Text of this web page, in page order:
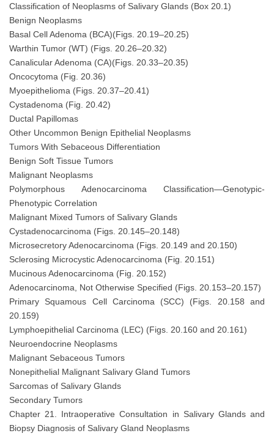
Classification of Neoplasms of Salivary Glands (Box 20.1)
Benign Neoplasms
Basal Cell Adenoma (BCA)(Figs. 20.19–20.25)
Warthin Tumor (WT) (Figs. 20.26–20.32)
Canalicular Adenoma (CA)(Figs. 20.33–20.35)
Oncocytoma (Fig. 20.36)
Myoepithelioma (Figs. 20.37–20.41)
Cystadenoma (Fig. 20.42)
Ductal Papillomas
Other Uncommon Benign Epithelial Neoplasms
Tumors With Sebaceous Differentiation
Benign Soft Tissue Tumors
Malignant Neoplasms
Polymorphous Adenocarcinoma Classification—Genotypic-
Phenotypic Correlation
Malignant Mixed Tumors of Salivary Glands
Cystadenocarcinoma (Figs. 20.145–20.148)
Microsecretory Adenocarcinoma (Figs. 20.149 and 20.150)
Sclerosing Microcystic Adenocarcinoma (Fig. 20.151)
Mucinous Adenocarcinoma (Fig. 20.152)
Adenocarcinoma, Not Otherwise Specified (Figs. 20.153–20.157)
Primary Squamous Cell Carcinoma (SCC) (Figs. 20.158 and
20.159)
Lymphoepithelial Carcinoma (LEC) (Figs. 20.160 and 20.161)
Neuroendocrine Neoplasms
Malignant Sebaceous Tumors
Nonepithelial Malignant Salivary Gland Tumors
Sarcomas of Salivary Glands
Secondary Tumors
Chapter 21. Intraoperative Consultation in Salivary Glands and
Biopsy Diagnosis of Salivary Gland Neoplasms